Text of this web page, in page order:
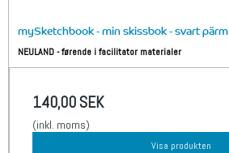
mySketchbook - min skissbok - svart pärm
NEULAND - førende i facilitator materialer
140,00 SEK
(inkl. moms)
Visa produkten